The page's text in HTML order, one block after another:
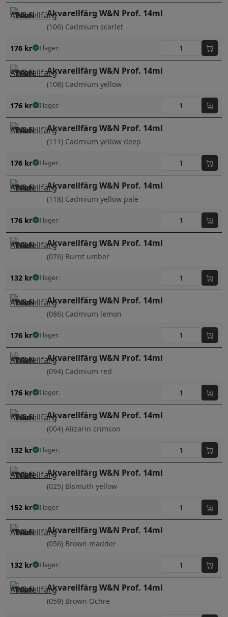
Akvarellfärg W&N Prof. 14ml
(106) Cadmium scarlet
176 kr I lager:
Akvarellfärg W&N Prof. 14ml
(108) Cadmium yellow
176 kr I lager:
Akvarellfärg W&N Prof. 14ml
(111) Cadmium yellow deep
176 kr I lager:
Akvarellfärg W&N Prof. 14ml
(118) Cadmium yellow pale
176 kr I lager:
Akvarellfärg W&N Prof. 14ml
(076) Burnt umber
132 kr I lager:
Akvarellfärg W&N Prof. 14ml
(086) Cadmium lemon
176 kr I lager:
Akvarellfärg W&N Prof. 14ml
(094) Cadmium red
176 kr I lager:
Akvarellfärg W&N Prof. 14ml
(004) Alizarin crimson
132 kr I lager:
Akvarellfärg W&N Prof. 14ml
(025) Bismuth yellow
152 kr I lager:
Akvarellfärg W&N Prof. 14ml
(056) Brown madder
132 kr I lager:
Akvarellfärg W&N Prof. 14ml
(059) Brown Ochre